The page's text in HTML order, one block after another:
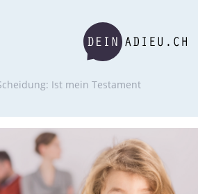
Ist mein Testament